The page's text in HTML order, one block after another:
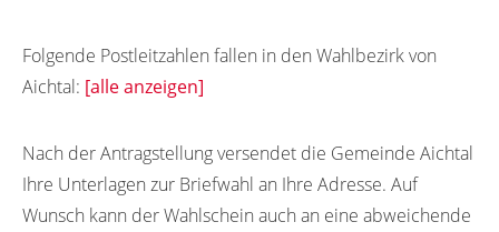
Folgende Postleitzahlen fallen in den Wahlbezirk von
Aichtal: [alle anzeigen]
Nach der Antragstellung versendet die Gemeinde Aichtal
Ihre Unterlagen zur Briefwahl an Ihre Adresse. Auf
Wunsch kann der Wahlschein auch an eine abweichende